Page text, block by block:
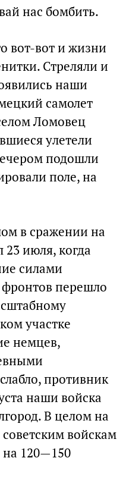
нас бомбить.
вот-вот и жизни
Стреляли и
наши
самолет
Ломовец
улетели
подошли
поле, на
в сражении на
23 июля, когда
силами
фронтов перешло
участке
немцев,
противник
наши войска
В целом на
войскам
на 120—150